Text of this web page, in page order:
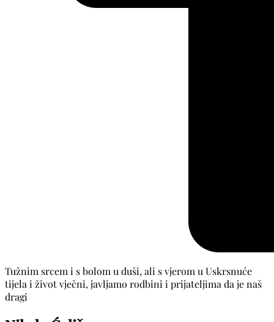
Tužnim srcem i s bolom u duši, ali s vjerom u Uskrsnuće
tijela i život vječni, javljamo rodbini i prijateljima da je naš
dragi